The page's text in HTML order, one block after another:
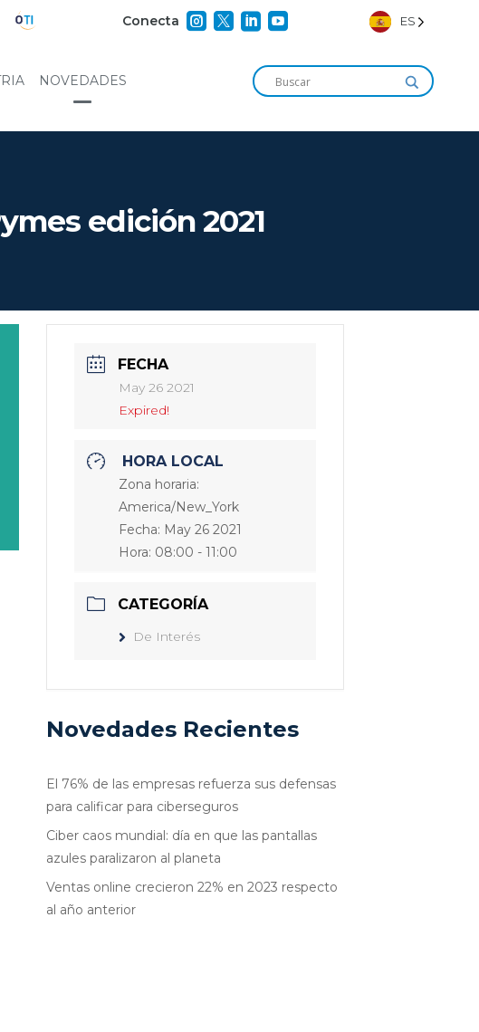
Conecta     ES
NOVEDADES
edición 2021
FECHA
May 26 2021
Expired!
HORA LOCAL
Zona horaria:
America/New_York
Fecha: May 26 2021
Hora: 08:00 - 11:00
CATEGORÍA
De Interés
Novedades Recientes
El 76% de las empresas refuerza sus defensas
para calificar para ciberseguros
Ciber caos mundial: día en que las pantallas
azules paralizaron al planeta
Ventas online crecieron 22% en 2023 respecto
al año anterior